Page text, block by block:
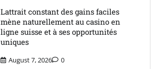
Lattrait constant des gains faciles
mène naturellement au casino en
ligne suisse et à ses opportunités
uniques
August 7, 2026 0